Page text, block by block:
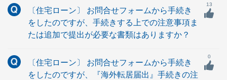
〔住宅ローン〕 お問合せフォームから手続き
をしたのですが、手続きする上での注意事項ま
たは追加で提出が必要な書類はありますか？
13
〔住宅ローン〕 お問合せフォームから手続き
をしたのですが、『海外転居届出』手続きの注
0